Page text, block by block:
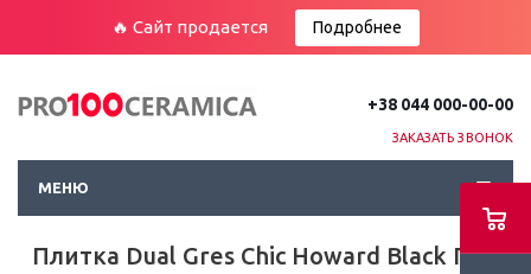
🔥 Сайт продается Подробнее
+38 044 000-00-00
ЗАКАЗАТЬ ЗВОНОК
МЕНЮ
Плитка Dual Gres Chic Howard Black Пол